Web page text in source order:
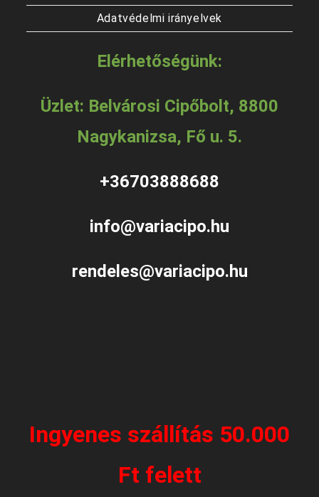
Adatvédelmi irányelvek
Elérhetőségünk:
Üzlet: Belvárosi Cipőbolt, 8800
Nagykanizsa, Fő u. 5.
+36703888688
info@variacipo.hu
rendeles@variacipo.hu
Ingyenes szállítás 50.000
Ft felett